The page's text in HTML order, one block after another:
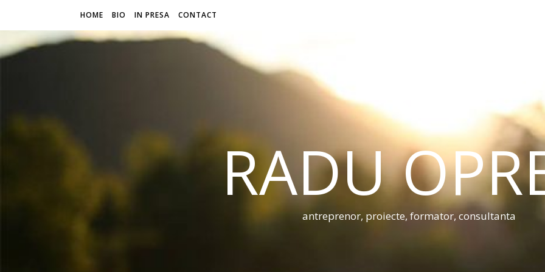
HOME BIO IN PRESA CONTACT
RADU
antreprenor, proiecte, formator, consultanta